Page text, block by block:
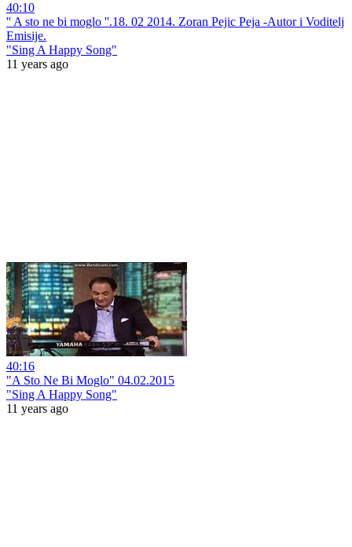
40:10
'' A sto ne bi moglo ''.18. 02 2014. Zoran Pejic Peja -Autor i Voditelj
Emisije.
"Sing A Happy Song"
11 years ago
40:16
"A Sto Ne Bi Moglo" 04.02.2015
"Sing A Happy Song"
11 years ago